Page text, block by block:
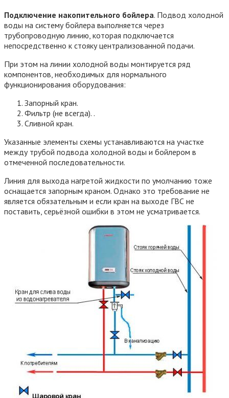
Подключение накопительного бойлера. Подвод холодной
воды на систему бойлера выполняется через
трубопроводную линию, которая подключается
непосредственно к стояку централизованной подачи.
При этом на линии холодной воды монтируется ряд
компонентов, необходимых для нормального
функционирования оборудования:
Запорный кран.
Фильтр (не всегда). .
Сливной кран.
Указанные элементы схемы устанавливаются на участке
между трубой подвода холодной воды и бойлером в
отмеченной последовательности.
Линия для выхода нагретой жидкости по умолчанию тоже
оснащается запорным краном. Однако это требование не
является обязательным и если кран на выходе ГВС не
поставить, серьёзной ошибки в этом не усматривается.